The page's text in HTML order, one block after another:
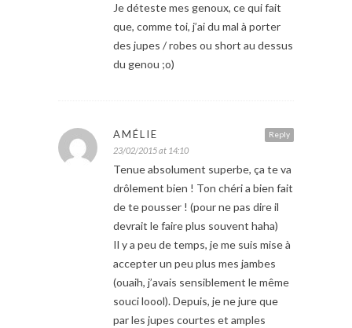
Je déteste mes genoux, ce qui fait
que, comme toi, j’ai du mal à porter
des jupes / robes ou short au dessus
du genou ;o)
Reply
AMÉLIE
23/02/2015 at 14:10
Tenue absolument superbe, ça te va
drôlement bien ! Ton chéri a bien fait
de te pousser ! (pour ne pas dire il
devrait le faire plus souvent haha)
Il y a peu de temps, je me suis mise à
accepter un peu plus mes jambes
(ouaih, j’avais sensiblement le même
souci loool). Depuis, je ne jure que
par les jupes courtes et amples